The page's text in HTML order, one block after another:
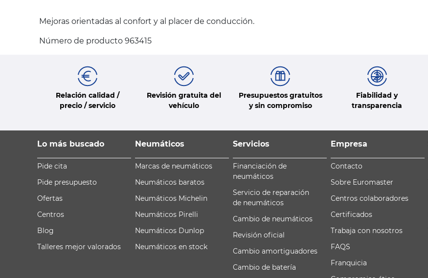
Mejoras orientadas al confort y al placer de conducción.
Número de producto 963415
Relación calidad /
precio / servicio
Revisión gratuita del
vehículo
Presupuestos gratuitos
y sin compromiso
Fiabilidad y
transparencia
Lo más buscado
Pide cita
Pide presupuesto
Ofertas
Centros
Blog
Talleres mejor valorados
Neumáticos
Marcas de neumáticos
Neumáticos baratos
Neumáticos Michelin
Neumáticos Pirelli
Neumáticos Dunlop
Neumáticos en stock
Servicios
Financiación de
neumáticos
Servicio de reparación
de neumáticos
Cambio de neumáticos
Revisión oficial
Cambio amortiguadores
Cambio de batería
Empresa
Contacto
Sobre Euromaster
Centros colaboradores
Certificados
Trabaja con nosotros
FAQS
Franquicia